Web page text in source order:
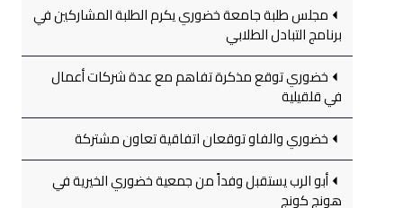
مجلس طلبة جامعة خضوري يكرم الطلبة المشاركين في
برنامج التبادل الطلابي
خضوري توقع مذكرة تفاهم مع عدة شركات أعمال
في قلقيلية
خضوري والفاو توقعان اتفاقية تعاون مشتركة
أبو الرب يستقبل وفداً من جمعية خضوري الخيرية في
هونج كونج